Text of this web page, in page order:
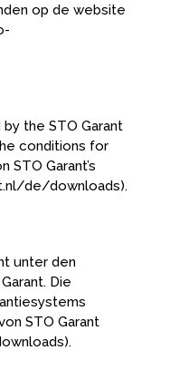
op de website
the STO Garant
conditions for
STO Garant’s
de/downloads).
unter den
Die
STO Garant